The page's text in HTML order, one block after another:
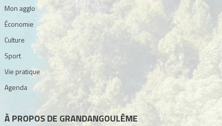
Mon agglo
Économie
Culture
Sport
Vie pratique
Agenda
À PROPOS DE GRANDANGOULÊME